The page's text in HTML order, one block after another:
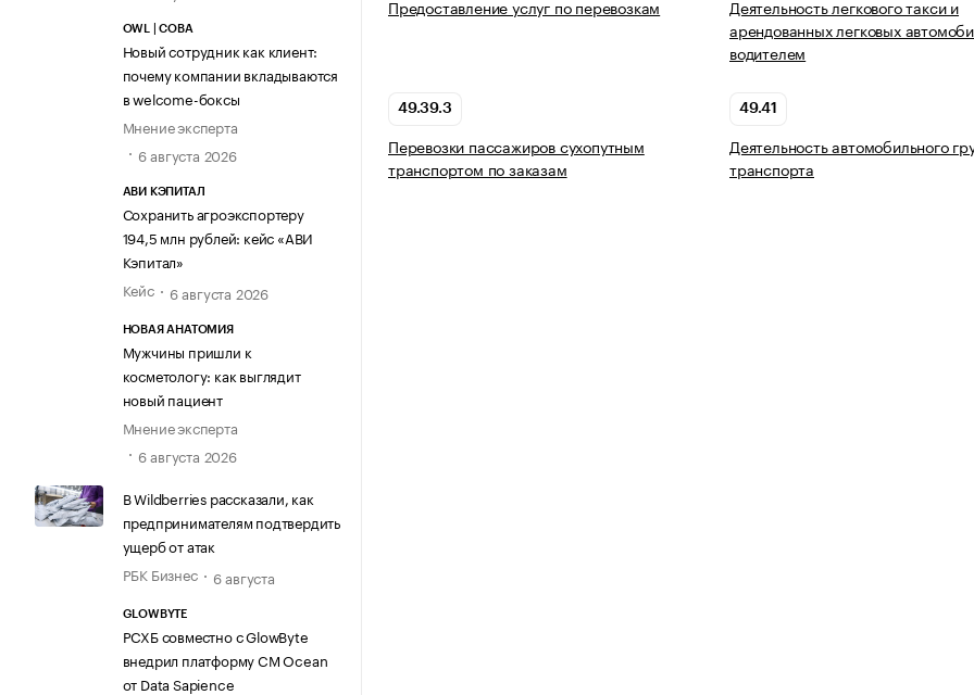
OWL | СОВА
Новый сотрудник как клиент:
почему компании вкладываются
в welcome-боксы
Мнение эксперта
6 августа 2026
АВИ КЭПИТАЛ
Сохранить агроэкспортеру
194,5 млн рублей: кейс «АВИ
Кэпитал»
Кейс
6 августа 2026
НОВАЯ АНАТОМИЯ
Мужчины пришли к
косметологу: как выглядит
новый пациент
Мнение эксперта
6 августа 2026
В Wildberries рассказали, как
предпринимателям подтвердить
ущерб от атак
РБК Бизнес
6 августа
GLOWBYTE
РСХБ совместно с GlowByte
внедрил платформу CM Ocean
от Data Sapience
Предоставление услуг по перевозкам
Деятельность легкового такси и
арендованных легковых
водителем
49.39.3
Перевозки пассажиров сухопутным
транспортом по заказам
49.41
Деятельность автомобильного
транспорта